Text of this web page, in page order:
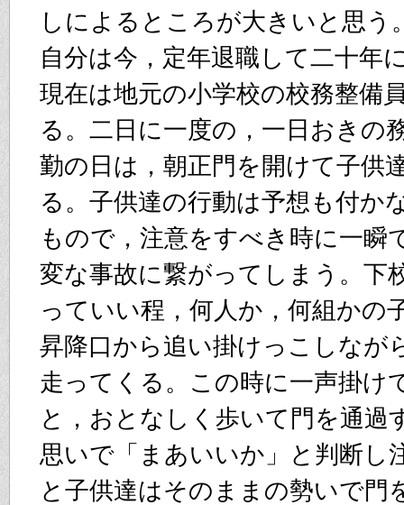
しによるところが大きいと思う
自分は今，定年退職して二十年
現在は地元の小学校の校務整備
る。二日に一度の，一日おきの
勤の日は，朝正門を開けて子供
る。子供達の行動は予想も付か
もので，注意をすべき時に一瞬
変な事故に繋がってしまう。下
っていい程，何人か，何組かの
昇降口から追い掛けっこしなが
走ってくる。この時に一声掛け
と，おとなしく歩いて門を通過
思いで「まあいいか」と判断し
と子供達はそのままの勢いで門